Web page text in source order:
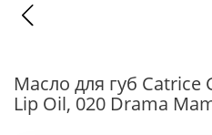
Масло для губ Catrice
Lip Oil, 020 Drama